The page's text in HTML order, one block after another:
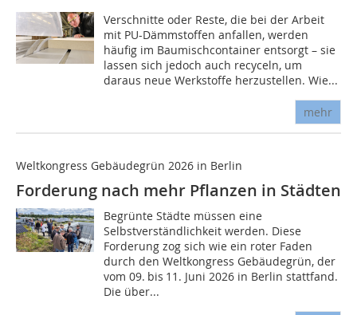
Verschnitte oder Reste, die bei der Arbeit
mit PU-Dämmstoffen anfallen, werden
häufig im Baumisch­container entsorgt – sie
lassen sich jedoch auch recyceln, um
daraus neue Werkstoffe herzustellen. Wie...
mehr
Weltkongress Gebäudegrün 2026 in Berlin
Forderung nach mehr Pflanzen in Städten
Begrünte Städte müssen eine
Selbstverständlichkeit werden. Diese
Forderung zog sich wie ein roter Faden
durch den Weltkongress Gebäudegrün, der
vom 09. bis 11. Juni 2026 in Berlin stattfand.
Die über...